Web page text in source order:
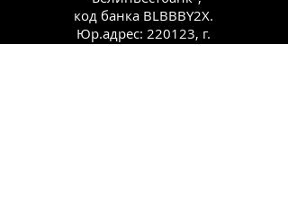
код банка BLBBBY2X.
Юр.адрес: 220123, г.